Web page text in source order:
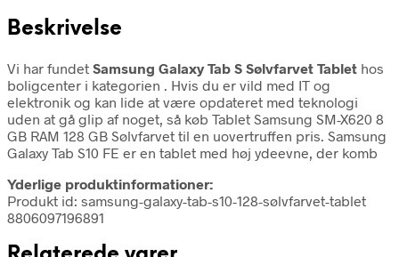
Beskrivelse
Vi har fundet Samsung Galaxy Tab S Sølvfarvet Tablet hos
boligcenter i kategorien . Hvis du er vild med IT og
elektronik og kan lide at være opdateret med teknologi
uden at gå glip af noget, så køb Tablet Samsung SM-X620 8
GB RAM 128 GB Sølvfarvet til en uovertruffen pris. Samsung
Galaxy Tab S10 FE er en tablet med høj ydeevne, der komb
Yderlige produktinformationer:
Produkt id: samsung-galaxy-tab-s10-128-sølvfarvet-tablet
8806097196891